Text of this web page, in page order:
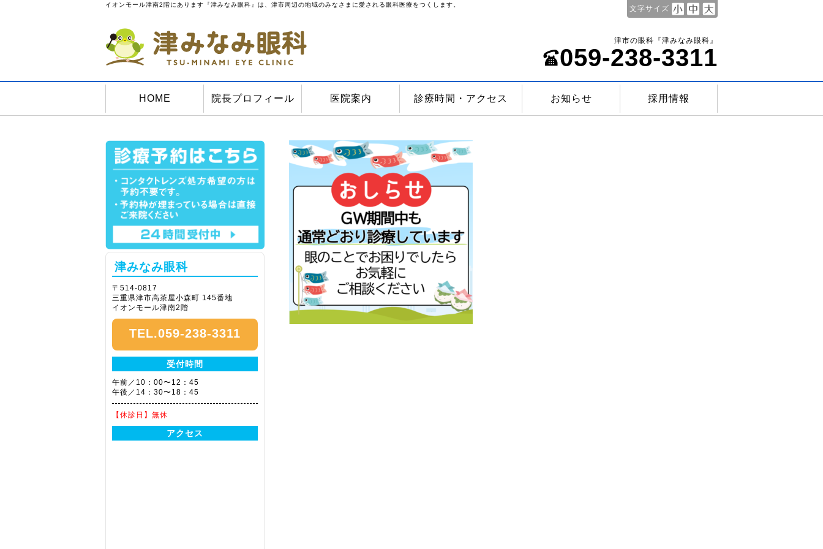
イオンモール津南2階にあります『津みなみ眼科』は、津市周辺の地域のみなさまに愛される眼科医療をつくします。
津市の眼科『津みなみ眼科』
059-238-3311
文字サイズ
HOME 院長プロフィール 医院案内 診療時間・アクセス お知らせ 採用情報
津みなみ眼科
〒514-0817
三重県津市高茶屋小森町 145番地
イオンモール津南2階
TEL.059-238-3311
受付時間
午前／10：00〜12：45
午後／14：30〜18：45
【休診日】 無休
アクセス